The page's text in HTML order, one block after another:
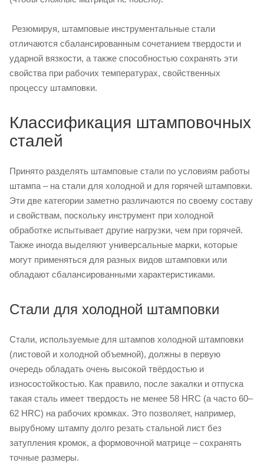
Резюмируя, штамповые инструментальные стали
отличаются сбалансированным сочетанием твердости и
ударной вязкости, а также способностью сохранять эти
свойства при рабочих температурах, свойственных
процессу штамповки.
Классификация штамповочных
сталей
Принято разделять штамповые стали по условиям работы
штампа – на стали для холодной и для горячей штамповки.
Эти две категории заметно различаются по своему составу
и свойствам, поскольку инструмент при холодной
обработке испытывает другие нагрузки, чем при горячей.
Также иногда выделяют универсальные марки, которые
могут применяться для разных видов штамповки или
обладают сбалансированными характеристиками.
Стали для холодной штамповки
Стали, используемые для штампов холодной штамповки
(листовой и холодной объемной), должны в первую
очередь обладать очень высокой твёрдостью и
износостойкостью. Как правило, после закалки и отпуска
такая сталь имеет твердость не менее 58 HRC (а часто 60–
62 HRC) на рабочих кромках. Это позволяет, например,
вырубному штампу долго резать стальной лист без
затупления кромок, а формовочной матрице – сохранять
точные размеры.